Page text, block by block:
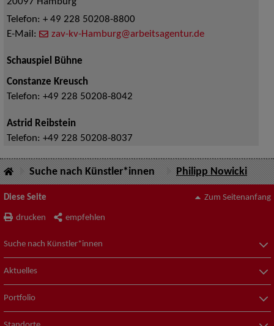
20097 Hamburg
Telefon: + 49 228 50208-8800
E-Mail:
zav-kv-Hamburg@arbeitsagentur.de
Schauspiel Bühne
Constanze Kreusch
Telefon: +49 228 50208-8042
Astrid Reibstein
Telefon: +49 228 50208-8037
Suche nach Künstler*innen Philipp Nowicki
Diese Seite
drucken empfehlen
Zum Seitenanfang
Suche nach Künstler*innen
Aktuelles
Portfolio